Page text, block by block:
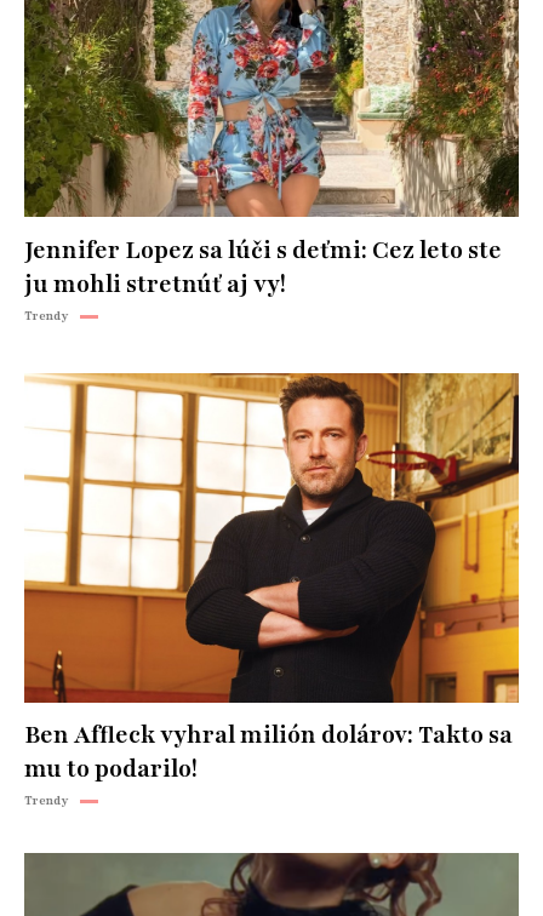
Jennifer Lopez sa lúči s deťmi: Cez leto ste
ju mohli stretnúť aj vy!
Trendy
Ben Affleck vyhral milión dolárov: Takto sa
mu to podarilo!
Trendy